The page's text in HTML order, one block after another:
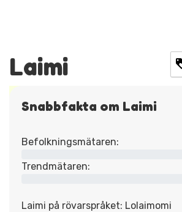
Laimi
Snabbfakta om Laimi
Befolkningsmätaren:
Trendmätaren:
Laimi på rövarspråket: Lolaimomi